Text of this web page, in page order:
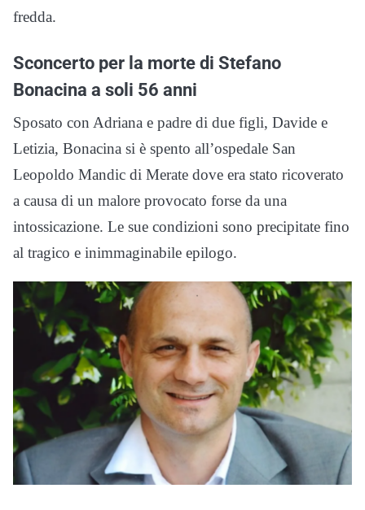
fredda.
Sconcerto per la morte di Stefano
Bonacina a soli 56 anni
Sposato con Adriana e padre di due figli, Davide e
Letizia, Bonacina si è spento all’ospedale San
Leopoldo Mandic di Merate dove era stato ricoverato
a causa di un malore provocato forse da una
intossicazione. Le sue condizioni sono precipitate fino
al tragico e inimmaginabile epilogo.